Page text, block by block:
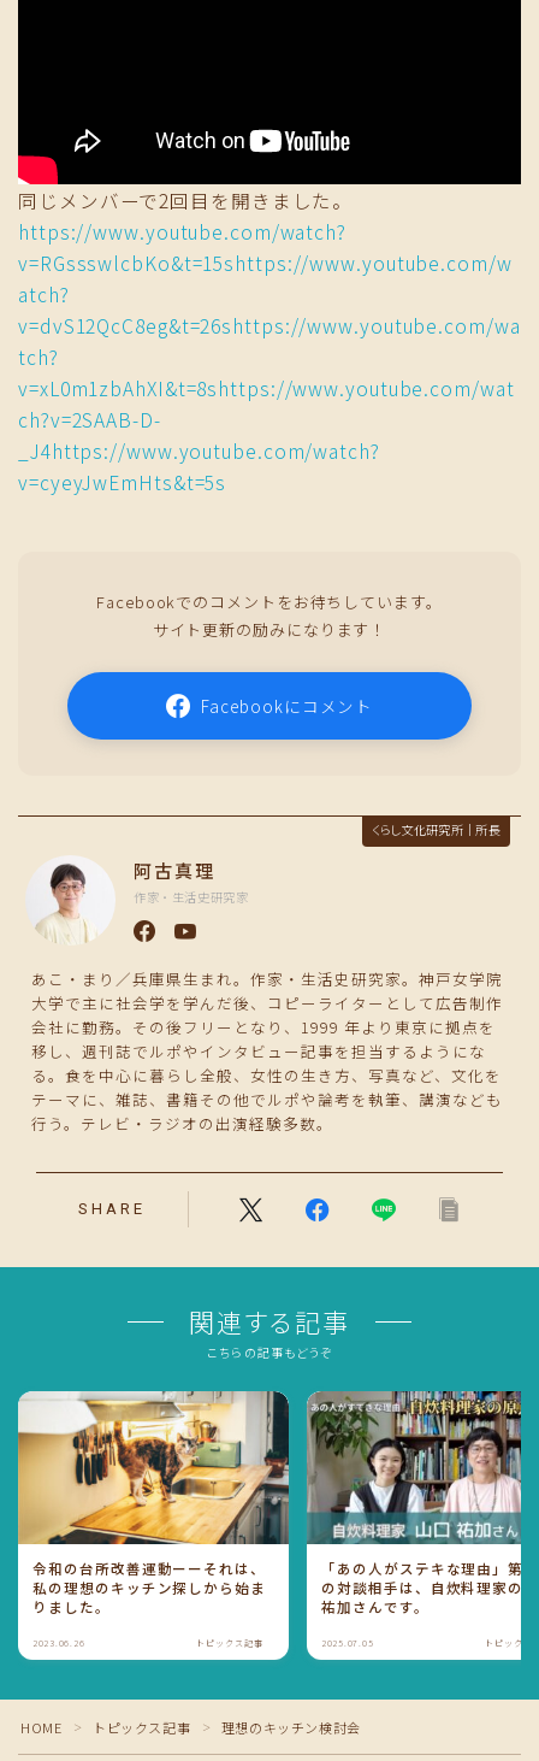
同じメンバーで2回目を開きました。
https://www.youtube.com/watch?
v=RGssswlcbKo&t=15shttps://www.youtube.com/w
atch?
v=dvS12QcC8eg&t=26shttps://www.youtube.com/wa
tch?
v=xL0m1zbAhXI&t=8shttps://www.youtube.com/wat
ch?v=2SAAB-D-
_J4https://www.youtube.com/watch?
v=cyeyJwEmHts&t=5s
Facebookでのコメントをお待ちしています。
サイト更新の励みになります！
Facebookにコメント
くらし文化研究所｜所長
阿古真理
作家・生活史研究家
あこ・まり／兵庫県生まれ。作家・生活史研究家。神戸女学院
大学で主に社会学を学んだ後、コピーライターとして広告制作
会社に勤務。その後フリーとなり、1999 年より東京に拠点を
移し、週刊誌でルポやインタビュー記事を担当するようにな
る。食を中心に暮らし全般、女性の生き方、写真など、文化を
テーマに、雑誌、書籍その他でルポや論考を執筆、講演なども
行う。テレビ・ラジオの出演経験多数。
SHARE
関連する記事
こちらの記事もどうぞ
令和の台所改善運動ーーそれは、
私の理想のキッチン探しから始ま
りました。
2023.06.26 トピックス記事
「あの人がステキな理由」第3
の対談相手は、自炊料理家の
祐加さんです。
2025.07.05 トピックス
HOME ＞ トピックス記事 ＞ 理想のキッチン検討会